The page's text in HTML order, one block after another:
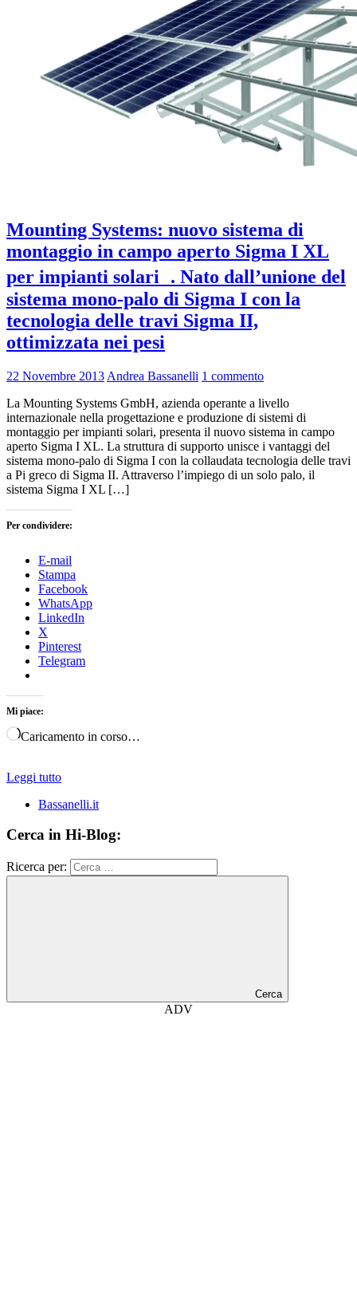
Mounting Systems: nuovo sistema di
montaggio in campo aperto Sigma I XL
per impianti solari . Nato dall’unione del
sistema mono-palo di Sigma I con la
tecnologia delle travi Sigma II,
ottimizzata nei pesi
22 Novembre 2013 Andrea Bassanelli 1 commento
La Mounting Systems GmbH, azienda operante a livello
internazionale nella progettazione e produzione di sistemi di
montaggio per impianti solari, presenta il nuovo sistema in campo
aperto Sigma I XL. La struttura di supporto unisce i vantaggi del
sistema mono-palo di Sigma I con la collaudata tecnologia delle travi
a Pi greco di Sigma II. Attraverso l’impiego di un solo palo, il
sistema Sigma I XL […]
Per condividere:
E-mail
Stampa
Facebook
WhatsApp
LinkedIn
X
Pinterest
Telegram
Mi piace:
Caricamento in corso…
Leggi tutto
Bassanelli.it
Cerca in Hi-Blog:
Ricerca per:
Cerca
ADV